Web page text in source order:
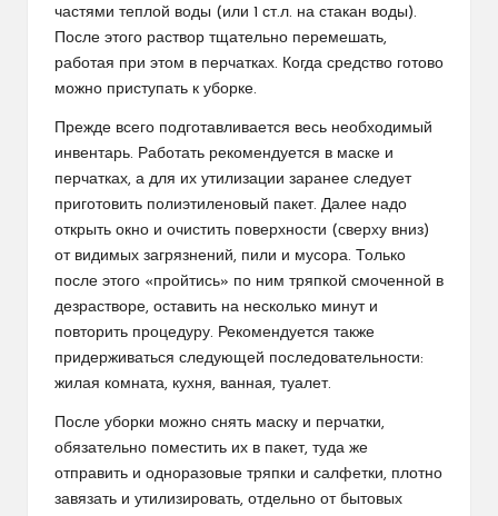
частями теплой воды (или 1 ст.л. на стакан воды).
После этого раствор тщательно перемешать,
работая при этом в перчатках. Когда средство готово
можно приступать к уборке.
Прежде всего подготавливается весь необходимый
инвентарь. Работать рекомендуется в маске и
перчатках, а для их утилизации заранее следует
приготовить полиэтиленовый пакет. Далее надо
открыть окно и очистить поверхности (сверху вниз)
от видимых загрязнений, пили и мусора. Только
после этого «пройтись» по ним тряпкой смоченной в
дезрастворе, оставить на несколько минут и
повторить процедуру. Рекомендуется также
придерживаться следующей последовательности:
жилая комната, кухня, ванная, туалет.
После уборки можно снять маску и перчатки,
обязательно поместить их в пакет, туда же
отправить и одноразовые тряпки и салфетки, плотно
завязать и утилизировать, отдельно от бытовых